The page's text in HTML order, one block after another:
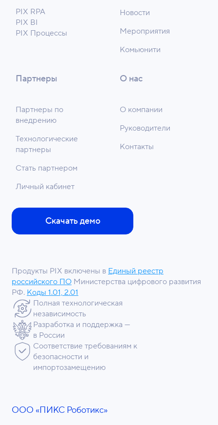
ООО «ПИКС Роботикс»
Скачать демо
PIX RPA
PIX BI
PIX Процессы
Новости
Мероприятия
Комьюнити
Партнеры
Партнеры по
внедрению
Технологические
партнеры
Стать партнером
Личный кабинет
О нас
О компании
Руководители
Контакты
Продукты PIX включены в Единый реестр
российского ПО Министерства цифрового развития
РФ. Коды 1.01, 2.01
Полная технологическая
независимость
Разработка и поддержка —
в России
Соответствие требованиям к
безопасности и
импортозамещению